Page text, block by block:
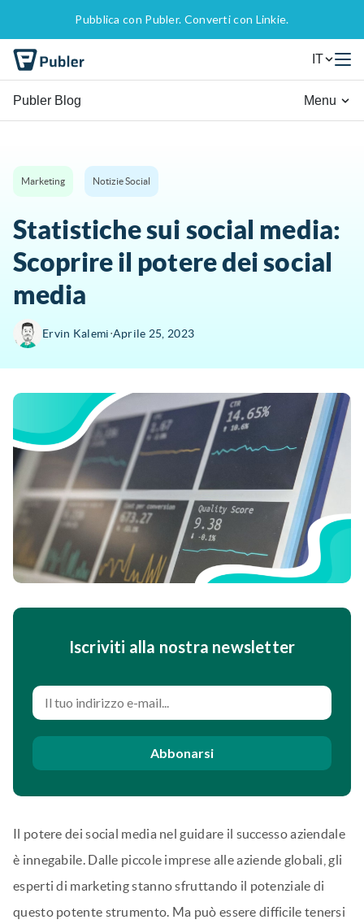
Pubblica con Publer. Converti con Linkie.
IT
Publer Blog Menu
Marketing Notizie Social
Statistiche sui social media:
Scoprire il potere dei social
media
Ervin Kalemi∙Aprile 25, 2023
Iscriviti alla nostra newsletter
Abbonarsi
Il potere dei social media nel guidare il successo aziendale
è innegabile. Dalle piccole imprese alle aziende globali, gli
esperti di marketing stanno sfruttando il potenziale di
questo potente strumento. Ma può essere difficile tenersi